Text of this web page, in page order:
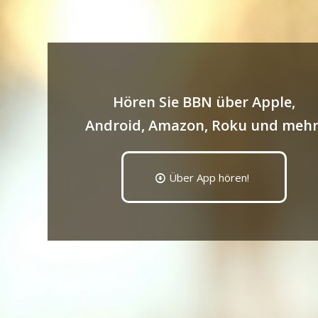
Hören Sie BBN über Apple,
Android, Amazon, Roku und
Über App hören!